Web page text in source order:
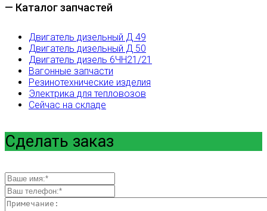
— Каталог запчастей
Двигатель дизельный Д 49
Двигатель дизельный Д 50
Двигатель дизель 6ЧН21/21
Вагонные запчасти
Резинотехнические изделия
Электрика для тепловозов
Сейчас на складе
Сделать заказ